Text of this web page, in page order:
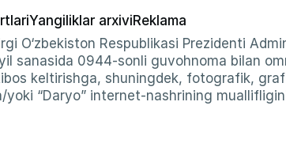
Yangiliklar arxiviReklama
O‘zbekiston Respublikasi Prezidenti
sanasida 0944-sonli guvohnoma bilan
keltirishga, shuningdek, fotografik,
“Daryo” internet-nashrining